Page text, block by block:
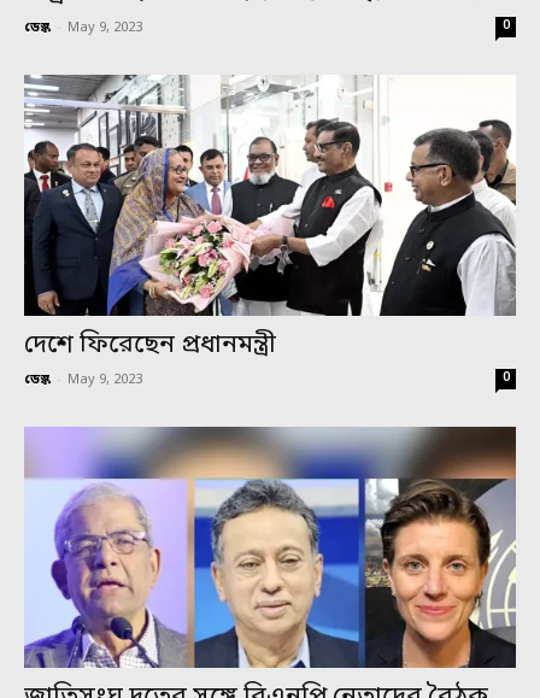
ডেস্ক - May 9, 2023 0
দেশে ফিরেছেন প্রধানমন্ত্রী
ডেস্ক - May 9, 2023 0